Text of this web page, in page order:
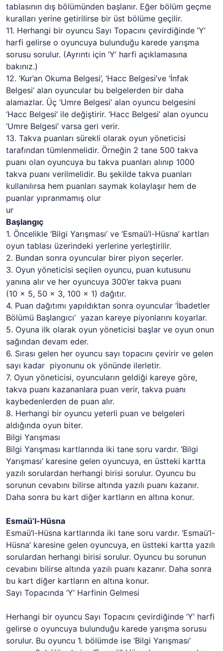
tablasının dış bölümünden başlanır. Eğer bölüm geçme
kuralları yerine getirilirse bir üst bölüme geçilir.
11. Herhangi bir oyuncu Sayı Topacını çevirdiğinde ’Y’
harfi gelirse o oyuncuya bulunduğu karede yarışma
sorusu sorulur. (Ayrıntı için ‘Y’ harfi açıklamasına
bakınız.)
12. ‘Kur’an Okuma Belgesi’, ‘Hacc Belgesi’ve ‘İnfak
Belgesi’ alan oyuncular bu belgelerden bir daha
alamazlar. Üç ‘Umre Belgesi’ alan oyuncu belgesini
‘Hacc Belgesi’ ile değiştirir. ‘Hacc Belgesi’ alan oyuncu
‘Umre Belgesi’ varsa geri verir.
13. Takva puanları sürekli olarak oyun yöneticisi
tarafından tümlenmelidir. Örneğin 2 tane 500 takva
puanı olan oyuncuya bu takva puanları alınıp 1000
takva puanı verilmelidir. Bu şekilde takva puanları
kullanılırsa hem puanları saymak kolaylaşır hem de
puanlar yıpranmamış olur
ur
Başlangıç
1. Öncelikle ‘Bilgi Yarışması’ ve ‘Esmaü’l-Hüsna’ kartları
oyun tablası üzerindeki yerlerine yerleştirilir.
2. Bundan sonra oyuncular birer piyon seçerler.
3. Oyun yöneticisi seçilen oyuncu, puan kutusunu
yanına alır ve her oyuncuya 300’er takva puanı
(10 x 5, 50 x 3, 100 x 1) dağıtır.
4. Puan dağıtımı yapıldıktan sonra oyuncular ‘İbadetler
Bölümü Başlangıcı’ yazan kareye piyonlarını koyarlar.
5. Oyuna ilk olarak oyun yöneticisi başlar ve oyun onun
sağından devam eder.
6. Sırası gelen her oyuncu sayı topacını çevirir ve gelen
sayı kadar piyonunu ok yönünde ilerletir.
7. Oyun yöneticisi, oyuncuların geldiği kareye göre,
takva puanı kazananlara puan verir, takva puanı
kaybedenlerden de puan alır.
8. Herhangi bir oyuncu yeterli puan ve belgeleri
aldığında oyun biter.
Bilgi Yarışması
Bilgi Yarışması kartlarında iki tane soru vardır. ‘Bilgi
Yarışması’ karesine gelen oyuncuya, en üstteki kartta
yazılı sorulardan herhangi birisi sorulur. Oyuncu bu
sorunun cevabını bilirse altında yazılı puanı kazanır.
Daha sonra bu kart diğer kartların en altına konur.
Esmaü’l-Hüsna
Esmaü’l-Hüsna kartlarında iki tane soru vardır. ‘Esmaü’l-
Hüsna’ karesine gelen oyuncuya, en üstteki kartta yazılı
sorulardan herhangi birisi sorulur. Oyuncu bu sorunun
cevabını bilirse altında yazılı puanı kazanır. Daha sonra
bu kart diğer kartların en altına konur.
Sayı Topacında ‘Y’ Harfinin Gelmesi
Herhangi bir oyuncu Sayı Topacını çevirdiğinde ’Y’ harfi
gelirse o oyuncuya bulunduğu karede yarışma sorusu
sorulur. Bu oyuncu 1. bölümde ise ’Bilgi Yarışması’